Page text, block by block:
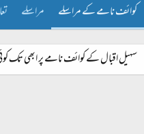
کوائف نامے کے مراسلے مراسلے
سہیل اقبال کے کوائف نامے پر ابھی تک